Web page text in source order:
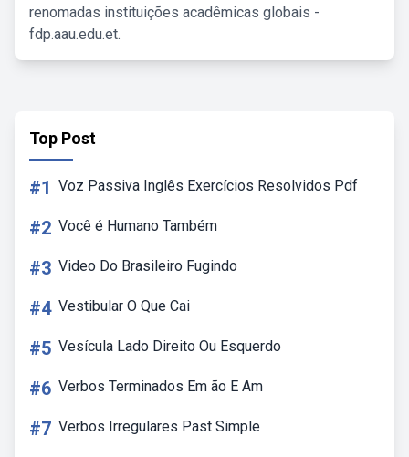
renomadas instituições acadêmicas globais -
fdp.aau.edu.et.
Top Post
#1 Voz Passiva Inglês Exercícios Resolvidos Pdf
#2 Você é Humano Também
#3 Video Do Brasileiro Fugindo
#4 Vestibular O Que Cai
#5 Vesícula Lado Direito Ou Esquerdo
#6 Verbos Terminados Em ão E Am
#7 Verbos Irregulares Past Simple